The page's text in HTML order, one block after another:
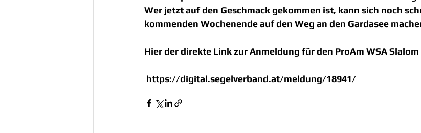
Wer jetzt auf den Geschmack gekommen ist, kann sich noch
kommenden Wochenende auf den Weg an den Gardasee
Hier der direkte Link zur Anmeldung für den ProAm WSA Slalom
https://digital.segelverband.at/meldung/18941/